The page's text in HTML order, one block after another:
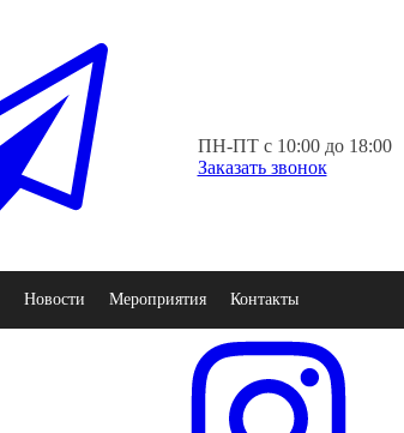
ПН-ПТ с 10:00 до 18:00
Заказать звонок
Новости Мероприятия Контакты